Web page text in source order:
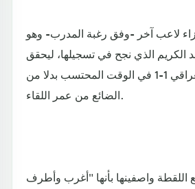
لاعب آخر -وفق رغبة المدرب- وهو
الذي نجح في تسجيلها، ليحقق
التعادل للمنتخب العراقي 1-1 في الوقت المحتسب بدلا من
الضائع من عمر اللقاء.
واصفينها بأنها "أغرب وأطرف